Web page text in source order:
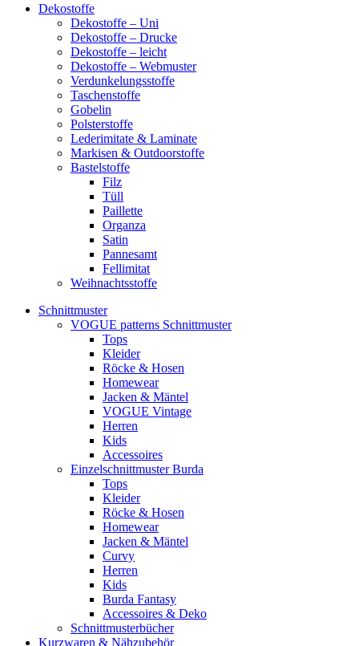
Dekostoffe
Dekostoffe – Uni
Dekostoffe – Drucke
Dekostoffe – leicht
Dekostoffe – Webmuster
Verdunkelungsstoffe
Taschenstoffe
Gobelin
Polsterstoffe
Lederimitate & Laminate
Markisen & Outdoorstoffe
Bastelstoffe
Filz
Tüll
Paillette
Organza
Satin
Pannesamt
Fellimitat
Weihnachtsstoffe
Schnittmuster
VOGUE patterns Schnittmuster
Tops
Kleider
Röcke & Hosen
Homewear
Jacken & Mäntel
VOGUE Vintage
Herren
Kids
Accessoires
Einzelschnittmuster Burda
Tops
Kleider
Röcke & Hosen
Homewear
Jacken & Mäntel
Curvy
Herren
Kids
Burda Fantasy
Accessoires & Deko
Schnittmusterbücher
Kurzwaren & Nähzubehör